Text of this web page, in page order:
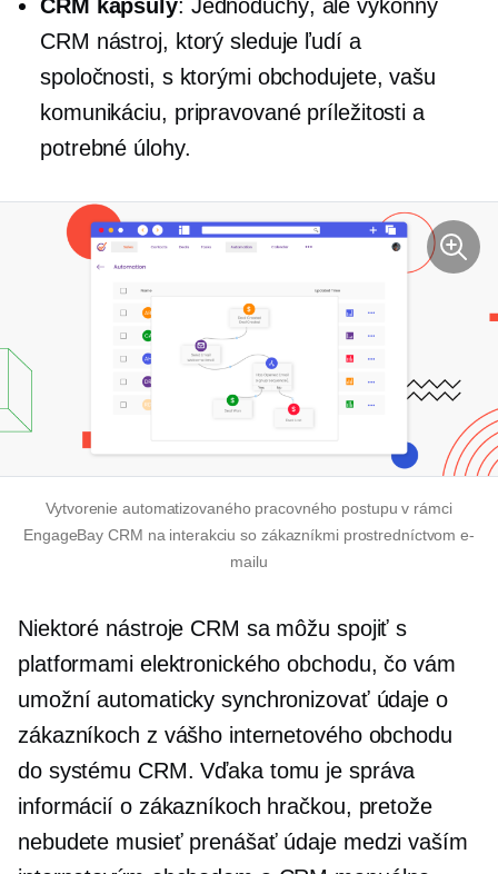
CRM kapsuly: Jednoduchý, ale výkonný
CRM nástroj, ktorý sleduje ľudí a
spoločnosti, s ktorými obchodujete, vašu
komunikáciu, pripravované príležitosti a
potrebné úlohy.
Vytvorenie automatizovaného pracovného postupu v rámci
EngageBay CRM na interakciu so zákazníkmi prostredníctvom e-
mailu
Niektoré nástroje CRM sa môžu spojiť s
platformami elektronického obchodu, čo vám
umožní automaticky synchronizovať údaje o
zákazníkoch z vášho internetového obchodu
do systému CRM. Vďaka tomu je správa
informácií o zákazníkoch hračkou, pretože
nebudete musieť prenášať údaje medzi vaším